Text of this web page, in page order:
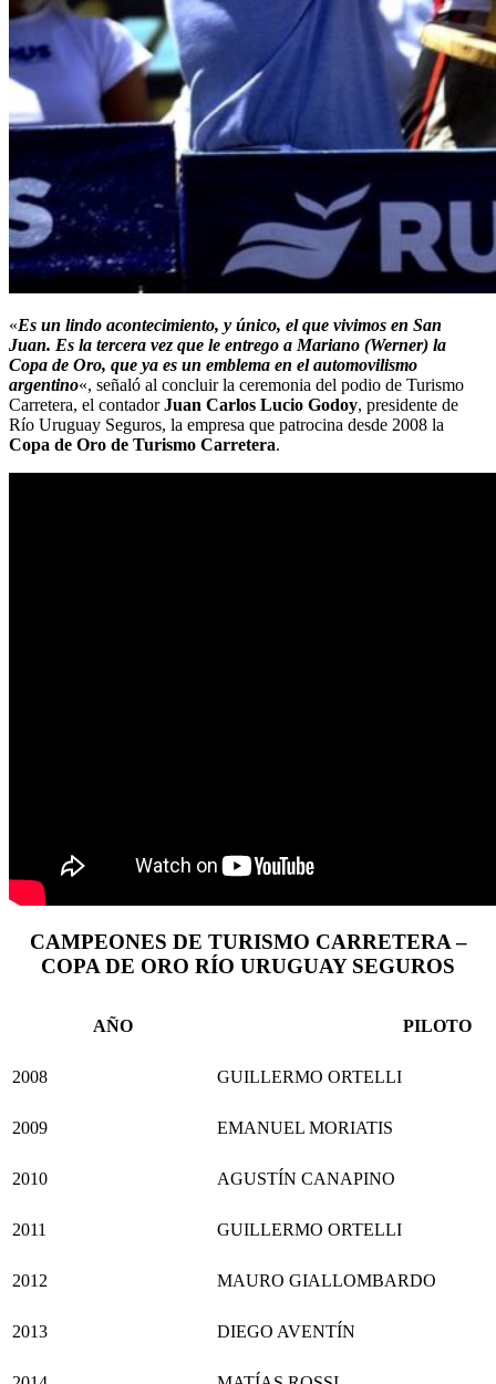
«Es un lindo acontecimiento, y único, el que vivimos en San
Juan. Es la tercera vez que le entrego a Mariano (Werner) la
Copa de Oro, que ya es un emblema en el automovilismo
argentino«, señaló al concluir la ceremonia del podio de Turismo
Carretera, el contadorJuan Carlos Lucio Godoy, presidente de
Río Uruguay Seguros, la empresa que patrocina desde 2008 la
Copa de Oro de Turismo Carretera.
CAMPEONES DE TURISMO CARRETERA –
COPA DE ORO RÍO URUGUAY SEGUROS
AÑO PILOTO
2008 GUILLERMO ORTELLI
2009 EMANUEL MORIATIS
2010 AGUSTÍN CANAPINO
2011 GUILLERMO ORTELLI
2012 MAURO GIALLOMBARDO
2013 DIEGO AVENTÍN